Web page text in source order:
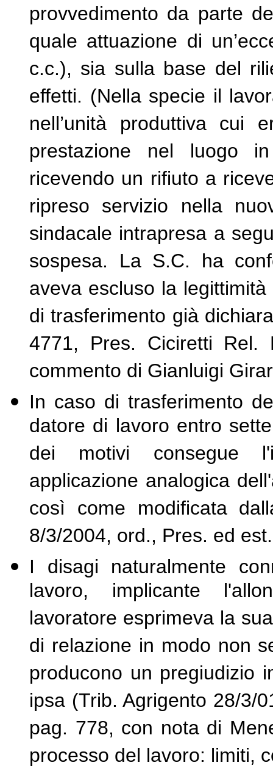
provvedimento da parte
quale attuazione di
c.c.), sia sulla base del
effetti. (Nella specie il
nell’unità produttiva cui
prestazione nel luogo
ricevendo un rifiuto a
ripreso servizio nella
sindacale intrapresa a
sospesa. La S.C. ha
aveva escluso la
di trasferimento già
4771, Pres. Ciciretti
commento di Gianluigi
In caso di trasferimento
datore di lavoro entro
dei motivi consegue
applicazione analogica
così come modificata
8/3/2004, ord., Pres. ed
I disagi naturalmente
lavoro, implicante
lavoratore esprimeva la
di relazione in modo non
producono un pregiudizio
ipsa (Trib. Agrigento 28/3/
pag. 778, con nota di
processo del lavoro: limiti,